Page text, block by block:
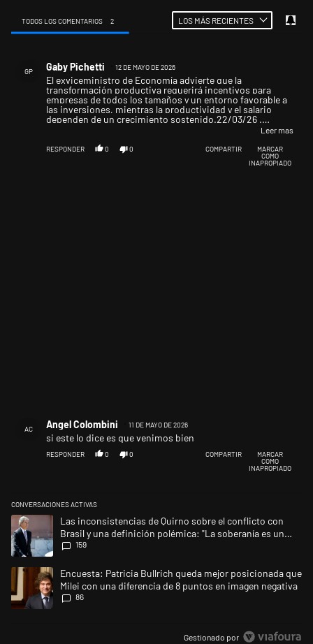
TODOS LOS COMENTARIOS 2 LOS MÁS RECIENTES
GP Gaby Pichetti 12 DE MAYO DE 2026
El exviceministro de Economía advierte que la
transformación productiva requerirá incentivos para
empresas de todos los tamaños y un entorno favorable a
las inversiones, mientras la productividad y el salario
dependen de un crecimiento sostenido.22/03/26 .
Traducido, precios y tarifas suben por el ascensor y
nacimiento del antiperonismo y quieren asustar a la gente
que acepte esto o viene el caos, la campaña del miedo
sirve, hasta que las familias ya no puedan sostener su
Leer mas
RESPONDER 0 0 COMPARTIR
MARCAR
COMO
INAPROPIADO
AC Angel Colombini 11 DE MAYO DE 2026
si este lo dice es que venimos bien
RESPONDER 0 0 COMPARTIR
MARCAR
COMO
INAPROPIADO
CONVERSACIONES ACTIVAS
Este listado muestra los artículos con más comentarios en los últimos
Un artículo de tendencia con el título "Las inconsistencias de Quirno
Las inconsistencias de Quirno sobre el conflicto con
Brasil y una definición polémica: "La soberanía es un
concepto antiguo"
159
Un artículo de tendencia con el título "Encuesta: Patricia Bullrich
Encuesta: Patricia Bullrich queda mejor posicionada que
Milei con una diferencia de 8 puntos en imagen negativa
86
Gestionado por